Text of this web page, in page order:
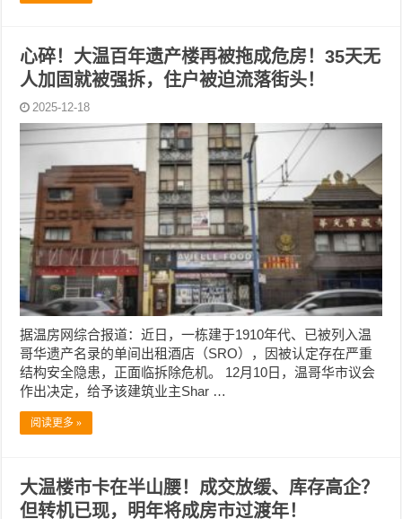
心碎！大温百年遗产楼再被拖成危房！35天无
人加固就被强拆，住户被迫流落街头！
2025-12-18
据温房网综合报道：近日，一栋建于1910年代、已被列入温
哥华遗产名录的单间出租酒店（SRO），因被认定存在严重
结构安全隐患，正面临拆除危机。 12月10日，温哥华市议会
作出决定，给予该建筑业主Shar …
阅读更多 »
大温楼市卡在半山腰！成交放缓、库存高企？
但转机已现，明年将成房市过渡年！